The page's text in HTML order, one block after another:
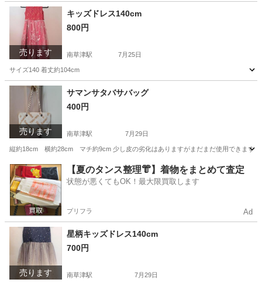
滋賀 草津市 南草津駅
売ります
キッズドレス140cm
800円
南草津駅 7月25日
サイズ140 着丈約104cm
滋賀 草津市 南草津駅 キッズ用品
売ります
サマンサタバサバッグ
400円
南草津駅 7月29日
縦約18cm 横約28cm マチ約9cm 少し皮の劣化はありますがまだまだ使用できます
滋賀 草津市 南草津駅 バッグ サマンサタバサ
【夏のタンス整理👘】着物をまとめて査定
状態が悪くてもOK！最大限買取します
プリフラ Ad
売ります
星柄キッズドレス140cm
700円
南草津駅 7月29日